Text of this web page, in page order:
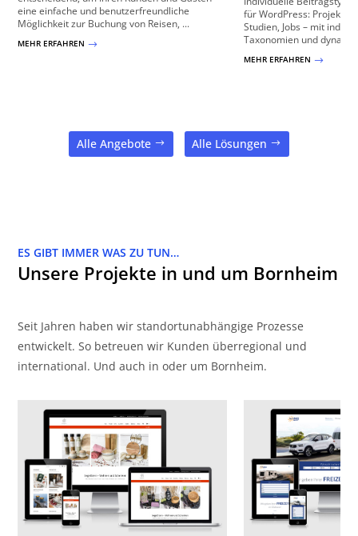
eine einfache und benutzerfreundliche
Möglichkeit zur Buchung von Reisen, ...
MEHR ERFAHREN $
für WordPress: Projekte,
Studien, Jobs – mit
Taxonomien und
MEHR ERFAHREN $
Alle Angebote Alle Lösungen
ES GIBT IMMER WAS ZU TUN…
Unsere Projekte in und um Bornheim
Seit Jahren haben wir standortunabhängige Prozesse
entwickelt. So betreuen wir Kunden überregional und
international. Und auch in oder um Bornheim.